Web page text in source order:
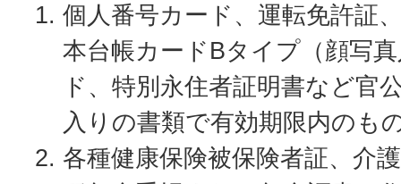
個人番号カード、運転免許証
本台帳カードBタイプ（顔写
ド、特別永住者証明書など官
入りの書類で有効期限内のも
各種健康保険被保険者証、介